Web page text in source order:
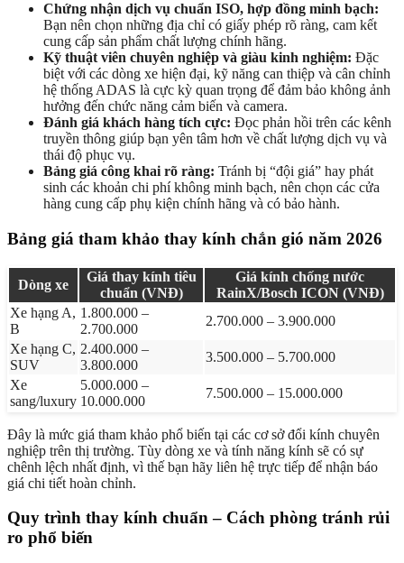
Chứng nhận dịch vụ chuẩn ISO, hợp đồng minh bạch:
Bạn nên chọn những địa chỉ có giấy phép rõ ràng, cam kết
cung cấp sản phẩm chất lượng chính hãng.
Kỹ thuật viên chuyên nghiệp và giàu kinh nghiệm: Đặc
biệt với các dòng xe hiện đại, kỹ năng can thiệp và cân chỉnh
hệ thống ADAS là cực kỳ quan trọng để đảm bảo không ảnh
hưởng đến chức năng cảm biến và camera.
Đánh giá khách hàng tích cực: Đọc phản hồi trên các kênh
truyền thông giúp bạn yên tâm hơn về chất lượng dịch vụ và
thái độ phục vụ.
Bảng giá công khai rõ ràng: Tránh bị “đội giá” hay phát
sinh các khoản chi phí không minh bạch, nên chọn các cửa
hàng cung cấp phụ kiện chính hãng và có bảo hành.
Bảng giá tham khảo thay kính chắn gió năm 2026
Dòng xe
Giá thay kính tiêu
chuẩn (VNĐ)
Giá kính chống nước
RainX/Bosch ICON (VNĐ)
Xe hạng A,
B
1.800.000 –
2.700.000
2.700.000 – 3.900.000
Xe hạng C,
SUV
2.400.000 –
3.800.000
3.500.000 – 5.700.000
Xe
sang/luxury
5.000.000 –
10.000.000
7.500.000 – 15.000.000
Đây là mức giá tham khảo phổ biến tại các cơ sở đổi kính chuyên
nghiệp trên thị trường. Tùy dòng xe và tính năng kính sẽ có sự
chênh lệch nhất định, vì thế bạn hãy liên hệ trực tiếp để nhận báo
giá chi tiết hoàn chỉnh.
Quy trình thay kính chuẩn – Cách phòng tránh rủi
ro phổ biến